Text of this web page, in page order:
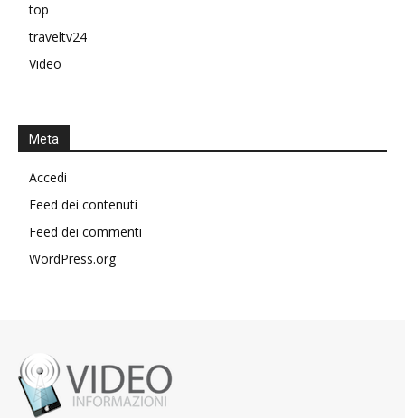
top
traveltv24
Video
Meta
Accedi
Feed dei contenuti
Feed dei commenti
WordPress.org